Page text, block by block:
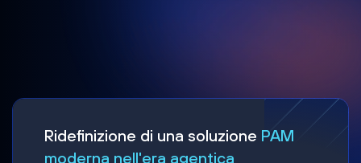
Ridefinizione di una soluzione PAM
moderna nell'era agentica